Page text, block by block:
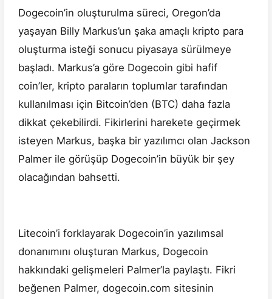
Dogecoin’in oluşturulma süreci, Oregon’da
yaşayan Billy Markus’un şaka amaçlı kripto para
oluşturma isteği sonucu piyasaya sürülmeye
başladı. Markus’a göre Dogecoin gibi hafif
coin’ler, kripto paraların toplumlar tarafından
kullanılması için Bitcoin’den (BTC) daha fazla
dikkat çekebilirdi. Fikirlerini harekete geçirmek
isteyen Markus, başka bir yazılımcı olan Jackson
Palmer ile görüşüp Dogecoin’in büyük bir şey
olacağından bahsetti.
Litecoin’i forklayarak Dogecoin’in yazılımsal
donanımını oluşturan Markus, Dogecoin
hakkındaki gelişmeleri Palmer’la paylaştı. Fikri
beğenen Palmer, dogecoin.com sitesinin